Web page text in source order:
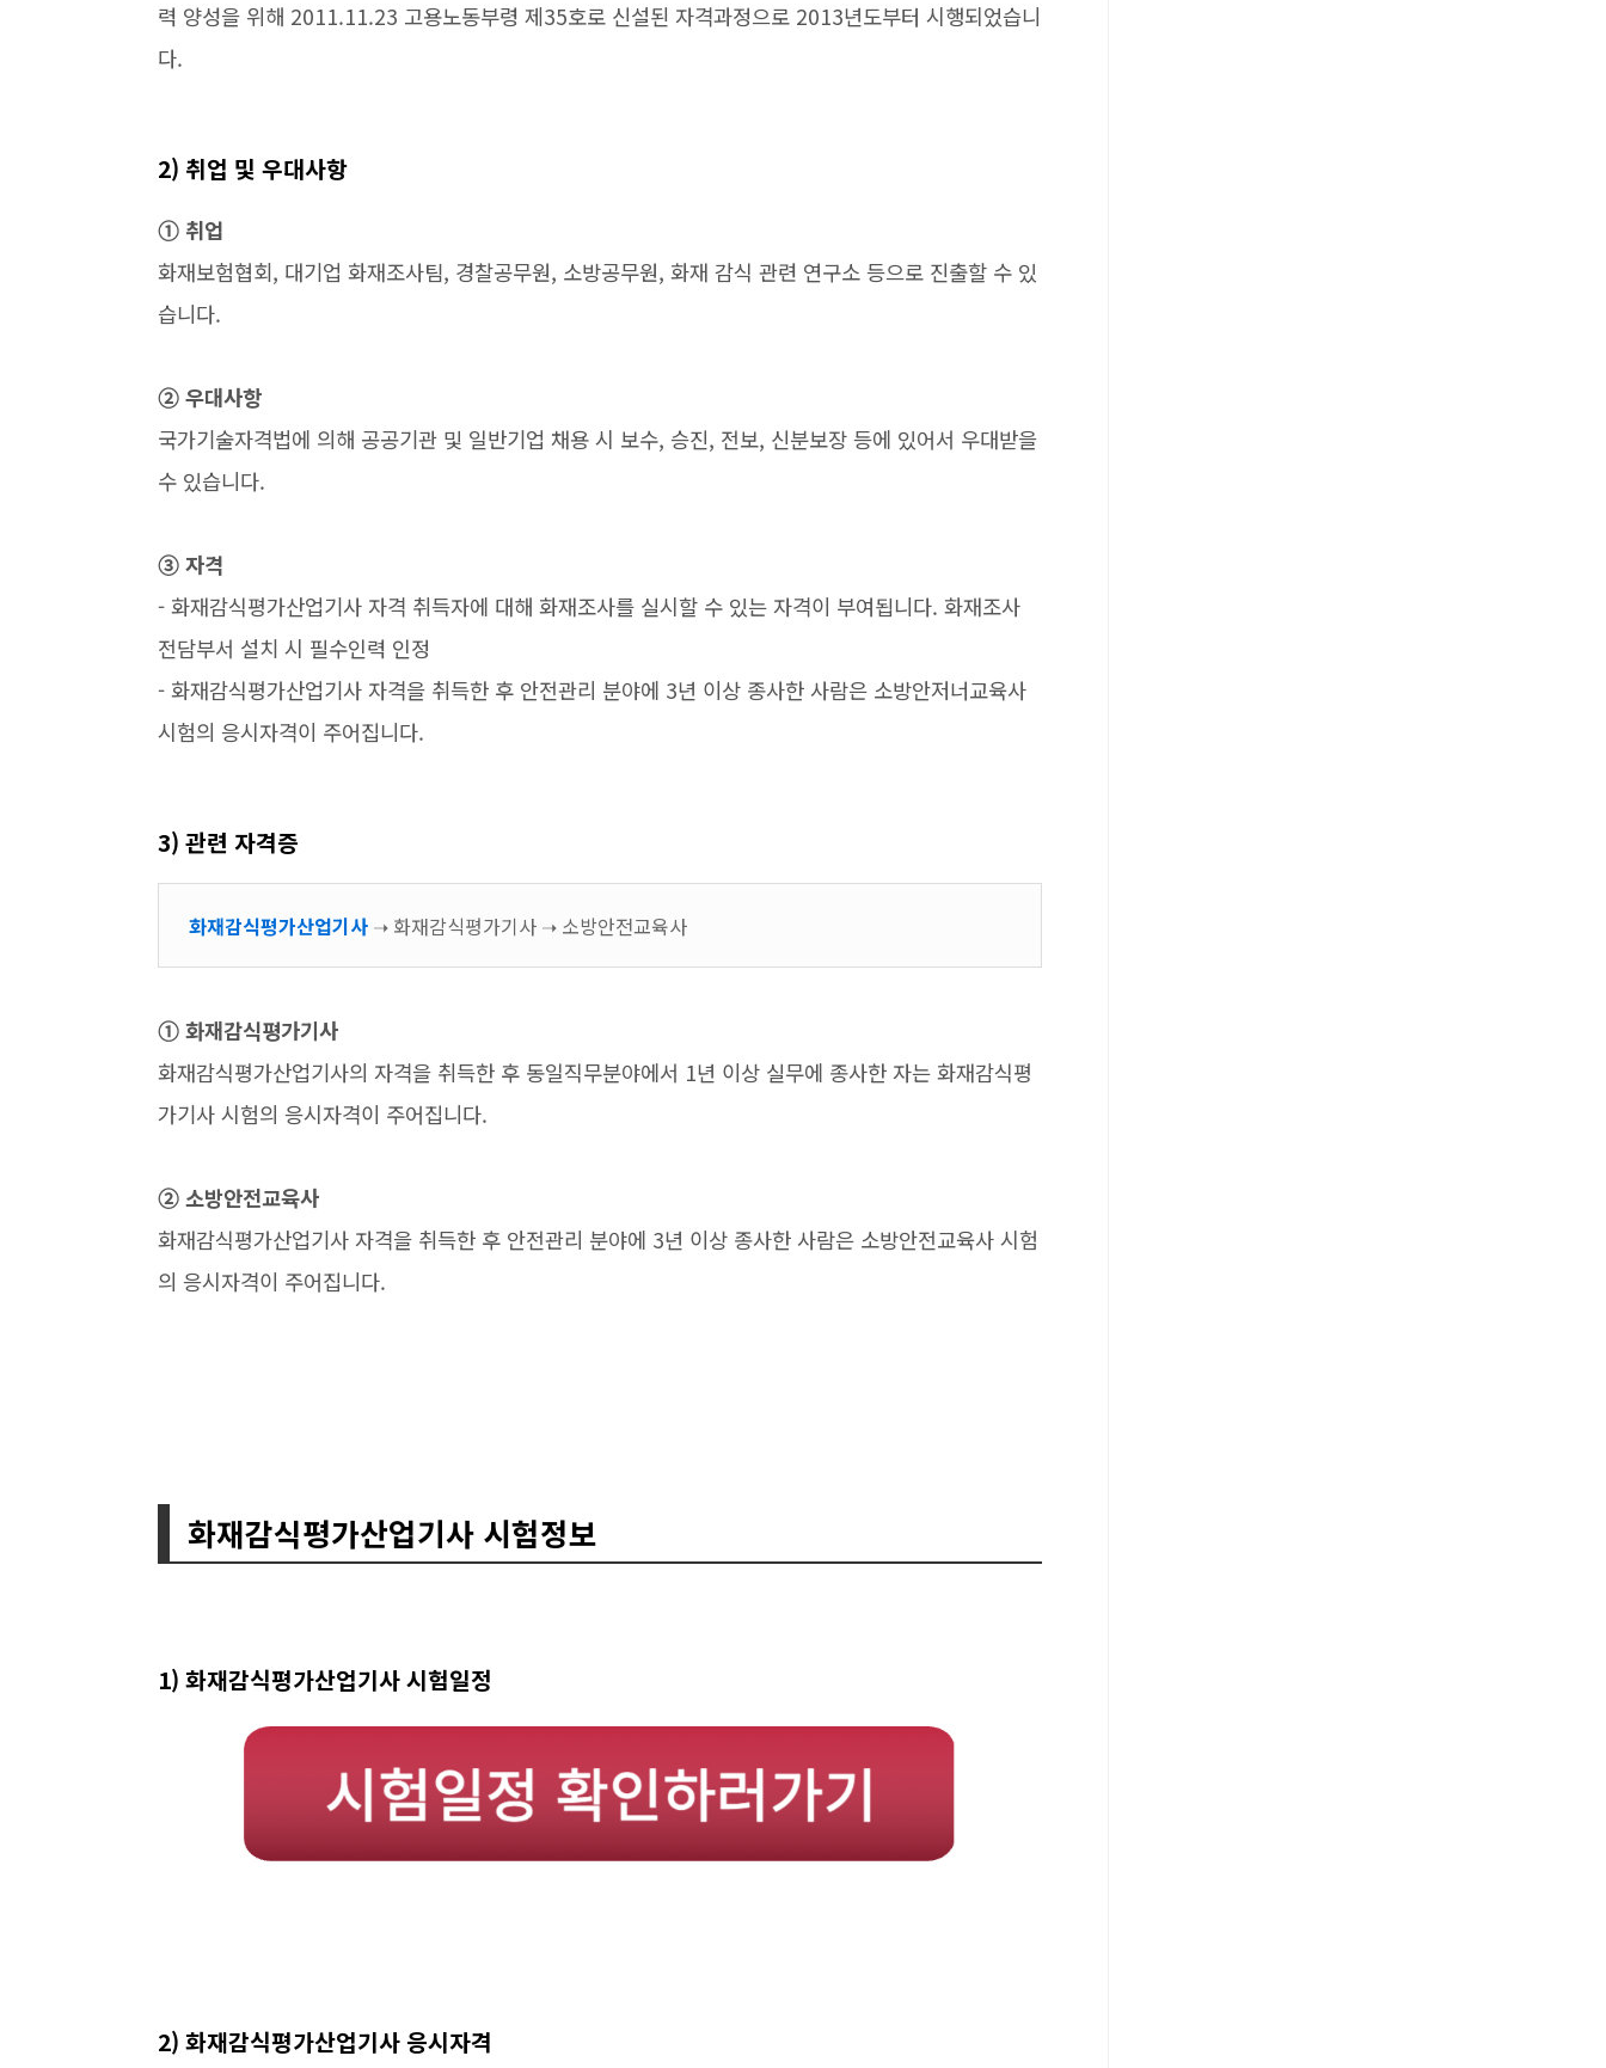
력 양성을 위해 2011.11.23 고용노동부령 제35호로 신설된 자격과정으로 2013년도부터 시행되었습니
다.
2) 취업 및 우대사항
➀ 취업
화재보험협회, 대기업 화재조사팀, 경찰공무원, 소방공무원, 화재 감식 관련 연구소 등으로 진출할 수 있
습니다.
➁ 우대사항
국가기술자격법에 의해 공공기관 및 일반기업 채용 시 보수, 승진, 전보, 신분보장 등에 있어서 우대받을
수 있습니다.
➂ 자격
- 화재감식평가산업기사 자격 취득자에 대해 화재조사를 실시할 수 있는 자격이 부여됩니다. 화재조사
전담부서 설치 시 필수인력 인정
- 화재감식평가산업기사 자격을 취득한 후 안전관리 분야에 3년 이상 종사한 사람은 소방안저너교육사
시험의 응시자격이 주어집니다.
3) 관련 자격증
화재감식평가산업기사 ➝ 화재감식평가기사 ➝ 소방안전교육사
➀ 화재감식평가기사
화재감식평가산업기사의 자격을 취득한 후 동일직무분야에서 1년 이상 실무에 종사한 자는 화재감식평
가기사 시험의 응시자격이 주어집니다.
➁ 소방안전교육사
화재감식평가산업기사 자격을 취득한 후 안전관리 분야에 3년 이상 종사한 사람은 소방안전교육사 시험
의 응시자격이 주어집니다.
화재감식평가산업기사 시험정보
1) 화재감식평가산업기사 시험일정
2) 화재감식평가산업기사 응시자격